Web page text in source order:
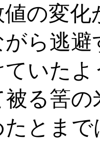
値の変
ら逃
いた
る筈
とま